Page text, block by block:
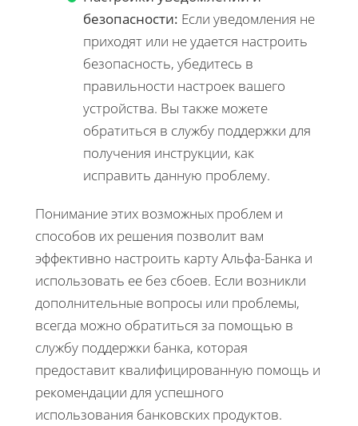
безопасности: Если уведомления не
приходят или не удается настроить
безопасность, убедитесь в
правильности настроек вашего
устройства. Вы также можете
обратиться в службу поддержки для
получения инструкции, как
исправить данную проблему.
Понимание этих возможных проблем и
способов их решения позволит вам
эффективно настроить карту Альфа-Банка и
использовать ее без сбоев. Если возникли
дополнительные вопросы или проблемы,
всегда можно обратиться за помощью в
службу поддержки банка, которая
предоставит квалифицированную помощь и
рекомендации для успешного
использования банковских продуктов.